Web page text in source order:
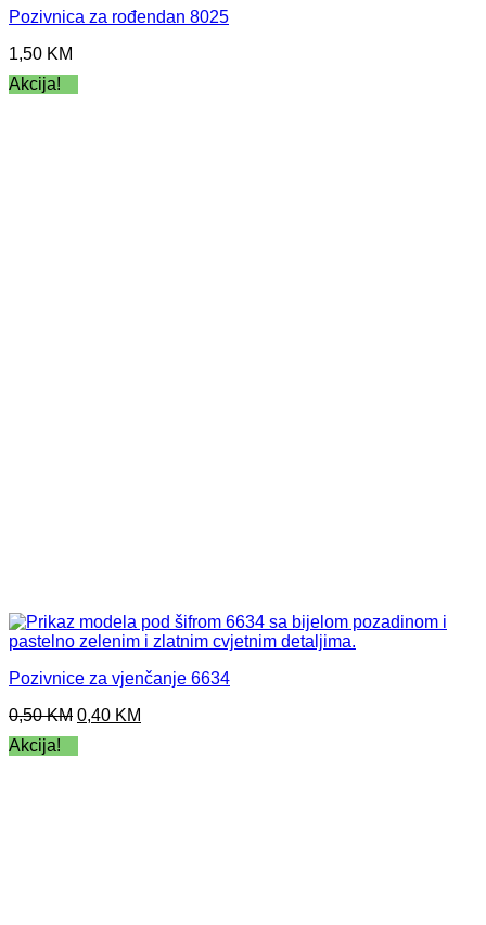
Pozivnica za rođendan 8025
1,50 KM
Akcija!
Pozivnice za vjenčanje 6634
0,50KM Original
price
was:
0,40 KM
Akcija!